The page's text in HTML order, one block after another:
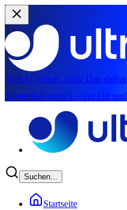
YOLO Vision 2026: Das
September zurück – vor Ort
Suchen...
Startseite